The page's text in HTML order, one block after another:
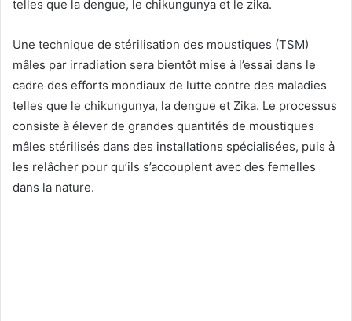
telles que la dengue, le chikungunya et le zika.
Une technique de stérilisation des moustiques (TSM)
mâles par irradiation sera bientôt mise à l’essai dans le
cadre des efforts mondiaux de lutte contre des maladies
telles que le chikungunya, la dengue et Zika. Le processus
consiste à élever de grandes quantités de moustiques
mâles stérilisés dans des installations spécialisées, puis à
les relâcher pour qu’ils s’accouplent avec des femelles
dans la nature.